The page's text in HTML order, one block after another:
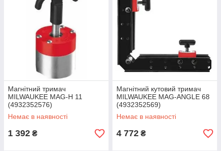
Магнітний тримач
MILWAUKEE MAG-H 11
(4932352576)
Немає в наявності
1 392 ₴
Магнітний кутовий тримач
MILWAUKEE MAG-ANGLE 68
(4932352569)
Немає в наявності
4 772 ₴